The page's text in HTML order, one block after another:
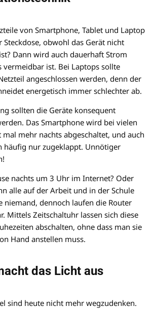
von Smartphone, Tablet und Laptop
obwohl das Gerät nicht
Dann wird auch dauerhaft Strom
vermeidbar ist. Bei Laptops sollte
angeschlossen werden, denn der
energetisch immer schlechter ab.
sollten die Geräte konsequent
Das Smartphone wird bei vielen
mal mehr nachts abgeschaltet, und auch
häufig nur zugeklappt. Unnötiger
nachts um 3 Uhr im Internet? Oder
alle auf der Arbeit und in der Schule
niemand, dennoch laufen die Router
Mittels Zeitschaltuhr lassen sich diese
abschalten, ohne dass man sie
Hand anstellen muss.
das Licht aus
sind heute nicht mehr wegzudenken.